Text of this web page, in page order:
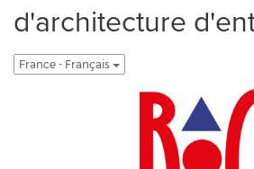
d'architecture
France - Français